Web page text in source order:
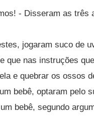
- Disseram as três
jogaram suco de
que nas instruções
e quebrar os ossos
bebê, optaram pelo
bebê, segundo